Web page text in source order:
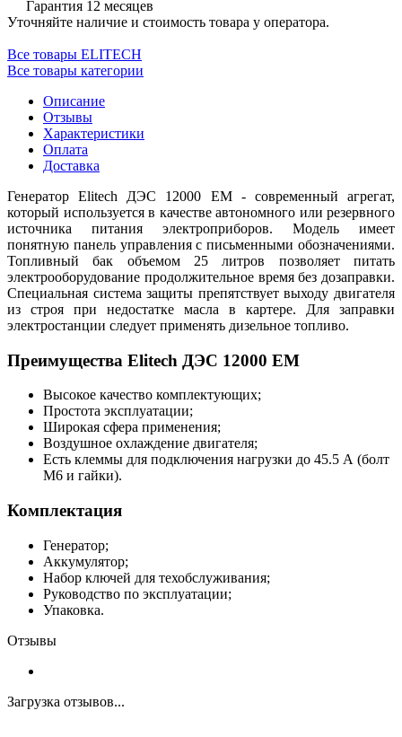
Гарантия 12 месяцев
Уточняйте наличие и стоимость товара у оператора.
Все товары ELITECH
Все товары категории
Описание
Отзывы
Характеристики
Оплата
Доставка
Генератор Elitech ДЭС 12000 ЕM - современный агрегат,
который используется в качестве автономного или резервного
источника питания электроприборов. Модель имеет
понятную панель управления с письменными обозначениями.
Топливный бак объемом 25 литров позволяет питать
электрооборудование продолжительное время без дозаправки.
Специальная система защиты препятствует выходу двигателя
из строя при недостатке масла в картере. Для заправки
электростанции следует применять дизельное топливо.
Преимущества Elitech ДЭС 12000 ЕM
Высокое качество комплектующих;
Простота эксплуатации;
Широкая сфера применения;
Воздушное охлаждение двигателя;
Есть клеммы для подключения нагрузки до 45.5 А (болт
М6 и гайки).
Комплектация
Генератор;
Аккумулятор;
Набор ключей для техобслуживания;
Руководство по эксплуатации;
Упаковка.
Отзывы
Загрузка отзывов...